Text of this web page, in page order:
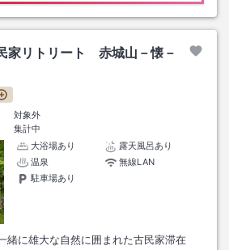
家リトリート 赤城山－懐－
対象外
集計中
大浴場あり
露天風呂あり
温泉
無線LAN
駐車場あり
緒に雄大な自然に囲まれた古民家滞在